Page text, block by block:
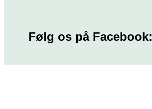
Følg os på Facebook: